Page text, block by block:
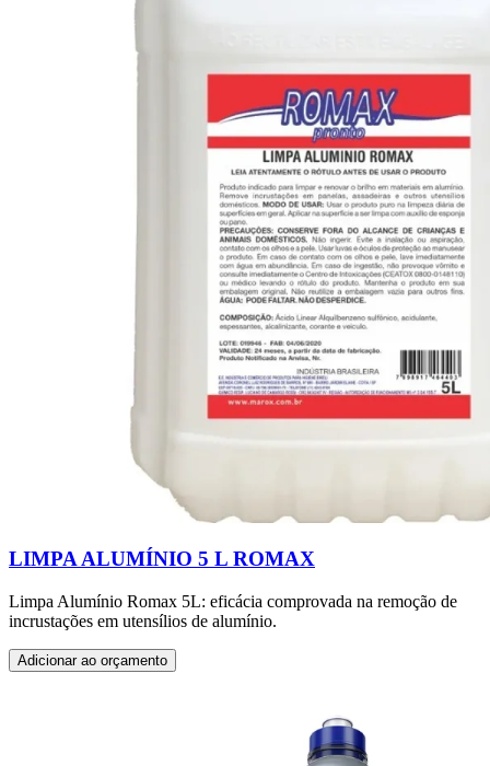
LIMPA ALUMÍNIO 5 L ROMAX
Limpa Alumínio Romax 5L: eficácia comprovada na remoção de
incrustações em utensílios de alumínio.
Adicionar ao orçamento